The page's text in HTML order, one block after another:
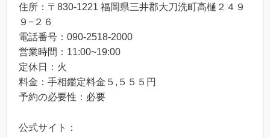
住所：〒830-1221 福岡県三井郡大刀洗町高樋２４９
９−２６
電話番号：090-2518-2000
営業時間：11:00~19:00
定休日：火
料金：手相鑑定料金５,５５５円
予約の必要性：必要
公式サイト：